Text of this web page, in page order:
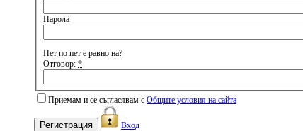
Парола
Пет по пет е равно на?
Отговор: *
Приемам и се съгласявам с Общите условия на сайта
Вход